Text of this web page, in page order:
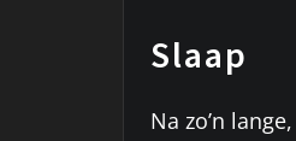
Slaap
Na zo’n